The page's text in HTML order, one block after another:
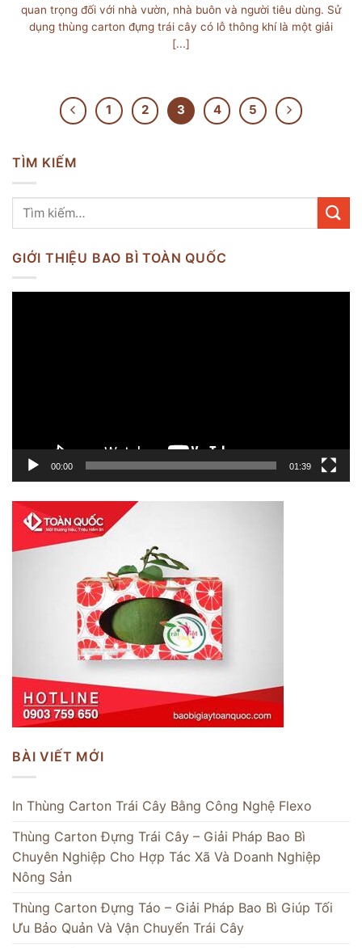
quan trọng đối với nhà vườn, nhà buôn và người tiêu dùng. Sử
dụng thùng carton đựng trái cây có lỗ thông khí là một giải
[...]
1 2 3 4 5
TÌM KIẾM
GIỚI THIỆU BAO BÌ TOÀN QUỐC
00:00 01:39
BÀI VIẾT MỚI
In Thùng Carton Trái Cây Bằng Công Nghệ Flexo
Thùng Carton Đựng Trái Cây – Giải Pháp Bao Bì
Chuyên Nghiệp Cho Hợp Tác Xã Và Doanh Nghiệp
Nông Sản
Thùng Carton Đựng Táo – Giải Pháp Bao Bì Giúp Tối
Ưu Bảo Quản Và Vận Chuyển Trái Cây